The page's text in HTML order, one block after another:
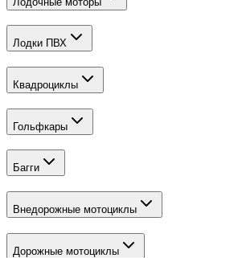
Лодки ПВХ
Квадроциклы
Гольфкары
Багги
Внедорожные мотоциклы
Дорожные мотоциклы